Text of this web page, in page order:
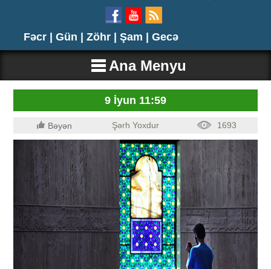
Fəcr | Gün | Zöhr | Şam | Gecə
Ana Menyu
9 İyun 11:59
Bəyən Şərh Yoxdur 1693